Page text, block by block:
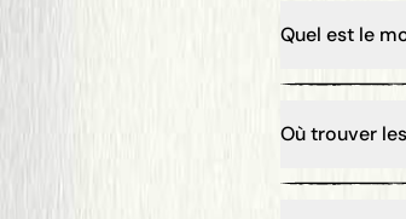
Quel est le
Où trouver